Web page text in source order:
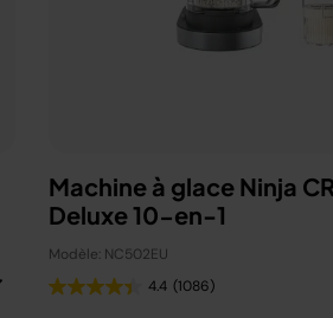
Machine à glace Ninja
Deluxe 10-en-1
Modèle: NC502EU
4.4 (1086)